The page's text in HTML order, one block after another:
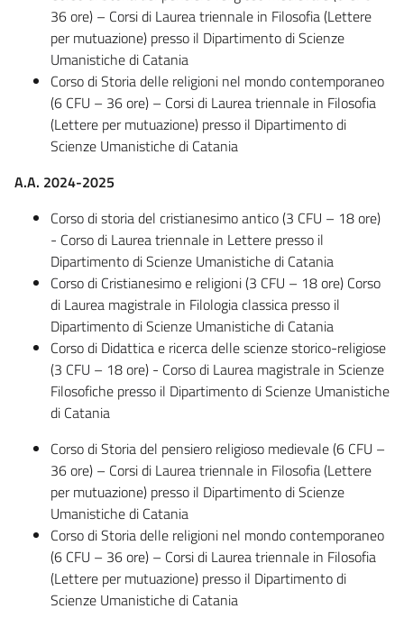
36 ore) – Corsi di Laurea triennale in Filosofia (Lettere
per mutuazione) presso il Dipartimento di Scienze
Umanistiche di Catania
Corso di Storia delle religioni nel mondo contemporaneo
(6 CFU – 36 ore) – Corsi di Laurea triennale in Filosofia
(Lettere per mutuazione) presso il Dipartimento di
Scienze Umanistiche di Catania
A.A. 2024-2025
Corso di storia del cristianesimo antico (3 CFU – 18 ore)
- Corso di Laurea triennale in Lettere presso il
Dipartimento di Scienze Umanistiche di Catania
Corso di Cristianesimo e religioni (3 CFU – 18 ore) Corso
di Laurea magistrale in Filologia classica presso il
Dipartimento di Scienze Umanistiche di Catania
Corso di Didattica e ricerca delle scienze storico-religiose
(3 CFU – 18 ore) - Corso di Laurea magistrale in Scienze
Filosofiche presso il Dipartimento di Scienze Umanistiche
di Catania
Corso di Storia del pensiero religioso medievale (6 CFU –
36 ore) – Corsi di Laurea triennale in Filosofia (Lettere
per mutuazione) presso il Dipartimento di Scienze
Umanistiche di Catania
Corso di Storia delle religioni nel mondo contemporaneo
(6 CFU – 36 ore) – Corsi di Laurea triennale in Filosofia
(Lettere per mutuazione) presso il Dipartimento di
Scienze Umanistiche di Catania